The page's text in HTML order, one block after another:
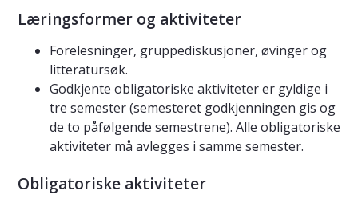
Læringsformer og aktiviteter
Forelesninger, gruppediskusjoner, øvinger og
litteratursøk.
Godkjente obligatoriske aktiviteter er gyldige i
tre semester (semesteret godkjenningen gis og
de to påfølgende semestrene). Alle obligatoriske
aktiviteter må avlegges i samme semester.
Obligatoriske aktiviteter